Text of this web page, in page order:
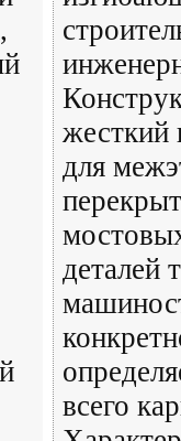
жесткий
для
деталей
всего